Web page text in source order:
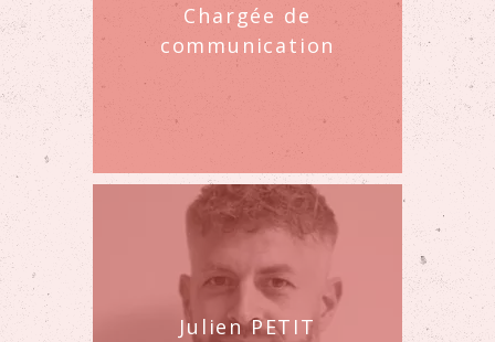
Chargée de
communication
Julien PETIT